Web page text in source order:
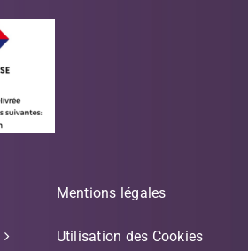
Mentions légales
Utilisation des Cookies